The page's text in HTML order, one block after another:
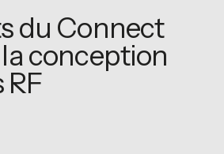
du Connect
conception
RF